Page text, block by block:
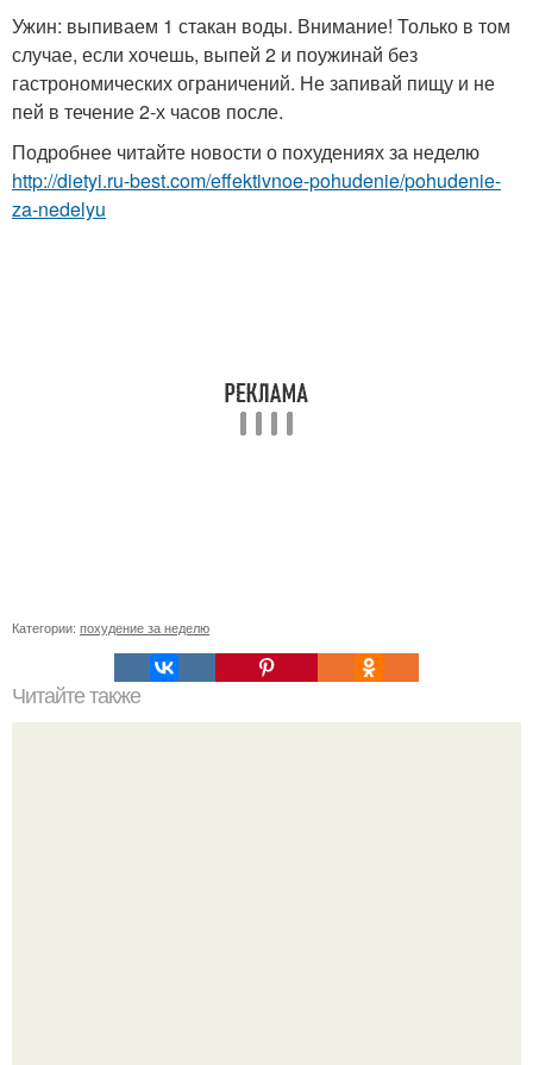
Ужин: выпиваем 1 стакан воды. Внимание! Только в том
случае, если хочешь, выпей 2 и поужинай без
гастрономических ограничений. Не запивай пищу и не
пей в течение 2-х часов после.
Подробнее читайте новости о похудениях за неделю
http://dietyi.ru-best.com/effektivnoe-pohudenie/pohudenie-
za-nedelyu
Категории: похудение за неделю
Читайте также